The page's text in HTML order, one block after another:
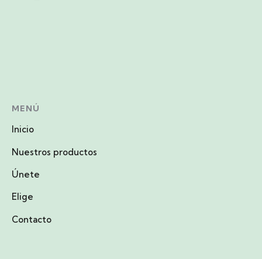
MENÚ
Inicio
Nuestros productos
Únete
Elige
Contacto